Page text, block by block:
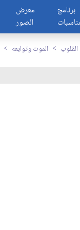
معرض
الصور
برنامج
الموت وتوابعه